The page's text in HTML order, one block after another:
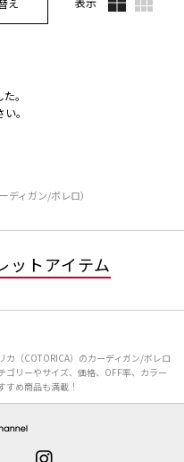
え
。
。
ディガン/ボレロ）
ットアイテム
カ（COTORICA）のカーディガン/ボレロ
ゴリーやサイズ、価格、OFF率、カラー
すめ商品も満載！